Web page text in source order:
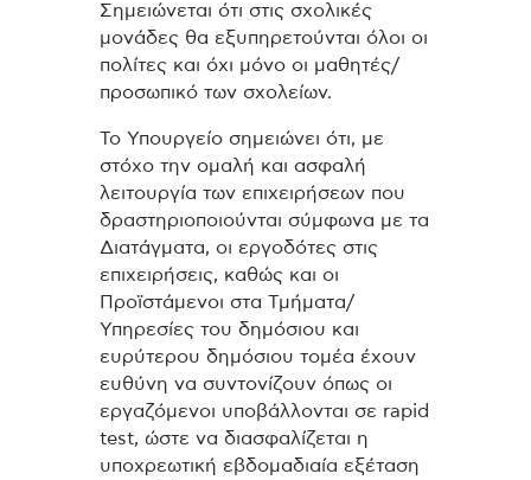
Σημειώνεται ότι στις σχολικές
μονάδες θα εξυπηρετούνται όλοι οι
πολίτες και όχι μόνο οι μαθητές/
προσωπικό των σχολείων.
Το Υπουργείο σημειώνει ότι, με
στόχο την ομαλή και ασφαλή
λειτουργία των επιχειρήσεων που
δραστηριοποιούνται σύμφωνα με τα
Διατάγματα, οι εργοδότες στις
επιχειρήσεις, καθώς και οι
Προϊστάμενοι στα Τμήματα/
Υπηρεσίες του δημόσιου και
ευρύτερου δημόσιου τομέα έχουν
ευθύνη να συντονίζουν όπως οι
εργαζόμενοι υποβάλλονται σε rapid
test, ώστε να διασφαλίζεται η
υποχρεωτική εβδομαδιαία εξέταση